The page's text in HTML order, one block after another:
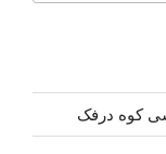
کوه درفک